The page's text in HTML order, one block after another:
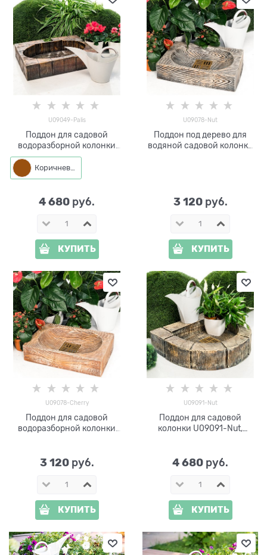
U09049-Palis
Поддон для садовой
водоразборной колонки
U09049-Palis Хитсад
Коричневый
4 680 руб.
КУПИТЬ
U09078-Nut
Поддон под дерево для
водяной садовой колонки
3 120 руб.
КУПИТЬ
U09078-Cherry
Поддон для садовой
водоразборной колонки
3 120 руб.
КУПИТЬ
U09091-Nut
Поддон для садовой
колонки U09091-Nut,
4 680 руб.
КУПИТЬ